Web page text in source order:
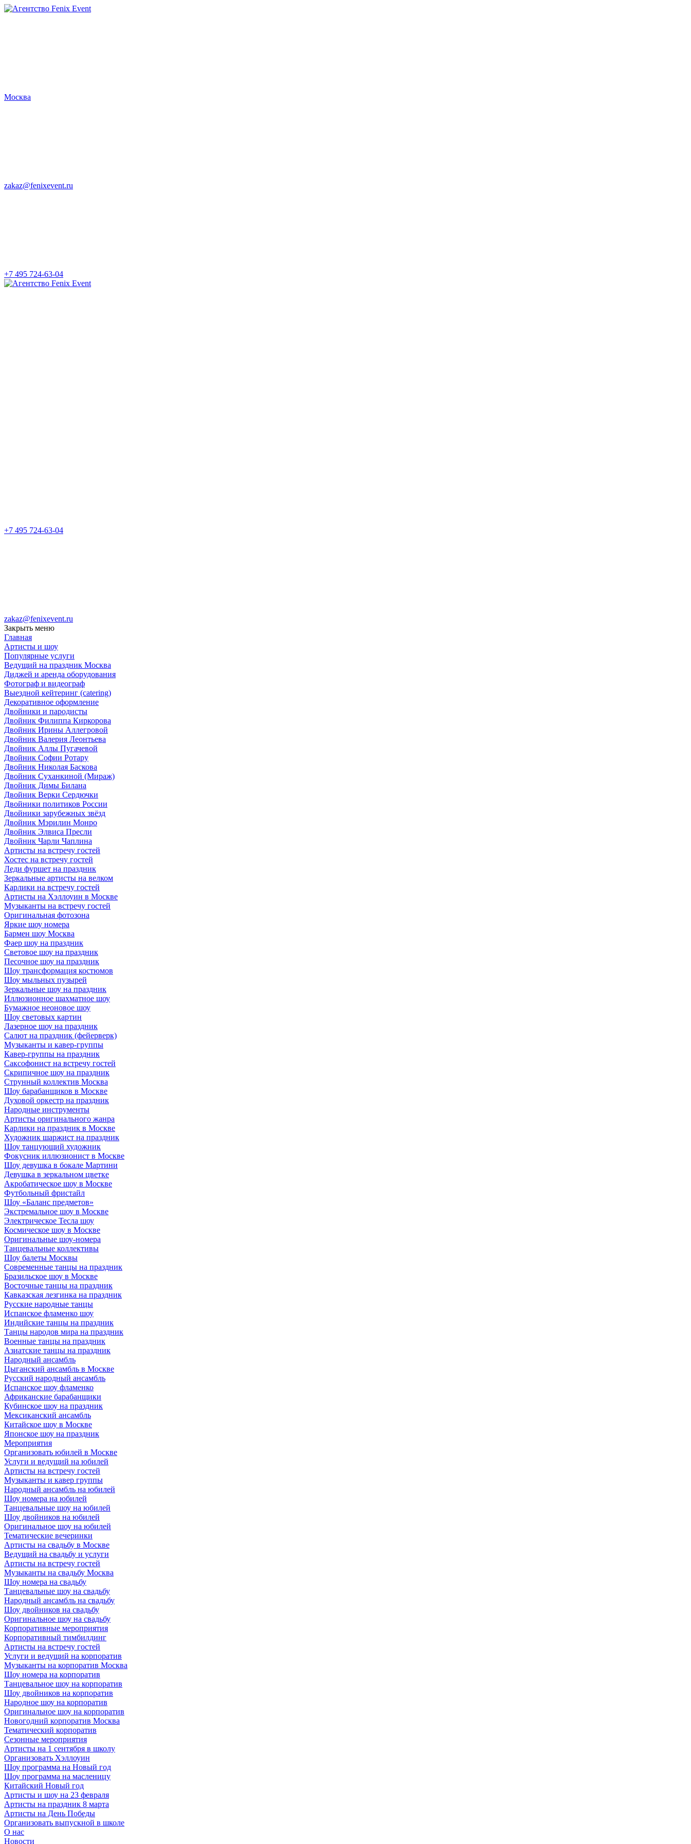
Агентство
Москва
zakaz@fenixevent.ru
+7 495 724-63-04
Агентство
+7 495 724-63-04
zakaz@fenixevent.ru
Закрыть меню
Главная
Артисты и шоу
Популярные услуги
Ведущий на праздник Москва
Диджей и аренда оборудования
Фотограф и видеограф
Выездной кейтеринг (catering)
Декоративное оформление
Двойники и пародисты
Двойник Филиппа Киркорова
Двойник Ирины Аллегровой
Двойник Валерия Леонтьева
Двойник Аллы Пугачевой
Двойник Софии Ротару
Двойник Николая Баскова
Двойник Суханкиной (Мираж)
Двойник Димы Билана
Двойник Верки Сердючки
Двойники политиков России
Двойники зарубежных звёзд
Двойник Мэрилин Монро
Двойник Элвиса Пресли
Двойник Чарли Чаплина
Артисты на встречу гостей
Хостес на встречу гостей
Леди фуршет на праздник
Зеркальные артисты на велком
Карлики на встречу гостей
Артисты на Хэллоуин в Москве
Музыканты на встречу гостей
Оригинальная фотозона
Яркие шоу номера
Бармен шоу Москва
Фаер шоу на праздник
Световое шоу на праздник
Песочное шоу на праздник
Шоу трансформация костюмов
Шоу мыльных пузырей
Зеркальные шоу на праздник
Иллюзионное шахматное шоу
Бумажное неоновое шоу
Шоу световых картин
Лазерное шоу на праздник
Салют на праздник (фейерверк)
Музыканты и кавер-группы
Кавер-группы на праздник
Саксофонист на встречу гостей
Скрипичное шоу на праздник
Струнный коллектив Москва
Шоу барабанщиков в Москве
Духовой оркестр на праздник
Народные инструменты
Артисты оригинального жанра
Карлики на праздник в Москве
Художник шаржист на праздник
Шоу танцующий художник
Фокусник иллюзионист в Москве
Шоу девушка в бокале Мартини
Девушка в зеркальном цветке
Акробатическое шоу в Москве
Футбольный фристайл
Шоу «Баланс предметов»
Экстремальное шоу в Москве
Электрическое Тесла шоу
Космическое шоу в Москве
Оригинальные шоу-номера
Танцевальные коллективы
Шоу балеты Москвы
Современные танцы на праздник
Бразильское шоу в Москве
Восточные танцы на праздник
Кавказская лезгинка на праздник
Русские народные танцы
Испанское фламенко шоу
Индийские танцы на праздник
Танцы народов мира на праздник
Военные танцы на праздник
Азиатские танцы на праздник
Народный ансамбль
Цыганский ансамбль в Москве
Русский народный ансамбль
Испанское шоу фламенко
Африканские барабанщики
Кубинское шоу на праздник
Мексиканский ансамбль
Китайское шоу в Москве
Японское шоу на праздник
Мероприятия
Организовать юбилей в Москве
Услуги и ведущий на юбилей
Артисты на встречу гостей
Музыканты и кавер группы
Народный ансамбль на юбилей
Шоу номера на юбилей
Танцевальные шоу на юбилей
Шоу двойников на юбилей
Оригинальное шоу на юбилей
Тематические вечеринки
Артисты на свадьбу в Москве
Ведущий на свадьбу и услуги
Артисты на встречу гостей
Музыканты на свадьбу Москва
Шоу номера на свадьбу
Танцевальные шоу на свадьбу
Народный ансамбль на свадьбу
Шоу двойников на свадьбу
Оригинальное шоу на свадьбу
Корпоративные мероприятия
Корпоративный тимбилдинг
Артисты на встречу гостей
Услуги и ведущий на корпоратив
Музыканты на корпоратив Москва
Шоу номера на корпоратив
Танцевальное шоу на корпоратив
Шоу двойников на корпоратив
Народное шоу на корпоратив
Оригинальное шоу на корпоратив
Новогодний корпоратив Москва
Тематический корпоратив
Сезонные мероприятия
Артисты на 1 сентября в школу
Организовать Хэллоуин
Шоу программа на Новый год
Шоу программа на масленицу
Китайский Новый год
Артисты и шоу на 23 февраля
Артисты на праздник 8 марта
Артисты на День Победы
Организовать выпускной в школе
О нас
Новости